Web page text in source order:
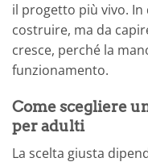
il progetto più vivo. In
costruire, ma da
cresce, perché la
funzionamento.
Come scegliere
per adulti
La scelta giusta